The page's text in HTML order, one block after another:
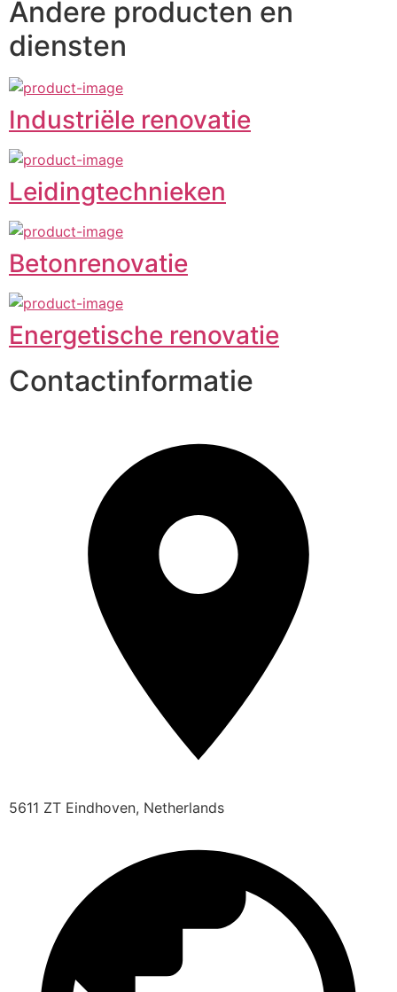
Andere producten en
diensten
Industriële renovatie
Leidingtechnieken
Betonrenovatie
Energetische renovatie
Contactinformatie
5611 ZT Eindhoven, Netherlands